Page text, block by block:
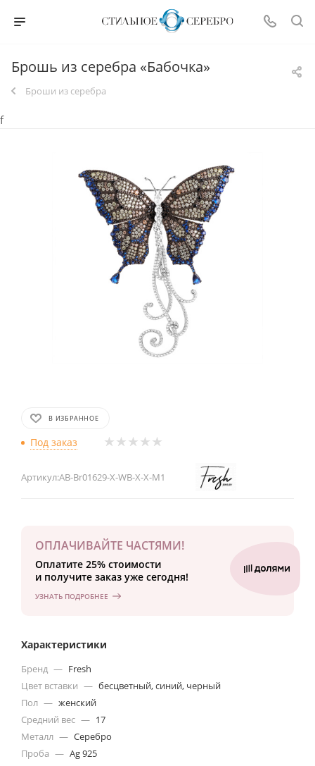
Брошь из серебра «Бабочка»
Броши из серебра
f
В ИЗБРАННОЕ
Под заказ
Артикул:AB-Br01629-X-WB-X-X-M1
ОПЛАЧИВАЙТЕ ЧАСТЯМИ!
Оплатите 25% стоимости
и получите заказ уже сегодня!
УЗНАТЬ ПОДРОБНЕЕ
Характеристики
Бренд — Fresh
Цвет вставки — бесцветный, синий, черный
Пол — женский
Средний вес — 17
Металл — Серебро
Проба — Ag 925